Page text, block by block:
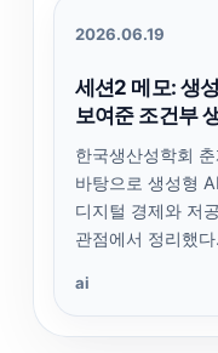
2026.06.19
세션2 메모: 생
보여준 조건부
한국생산성학회
바탕으로 생성형
디지털 경제와 저
관점에서 정리했다.
ai